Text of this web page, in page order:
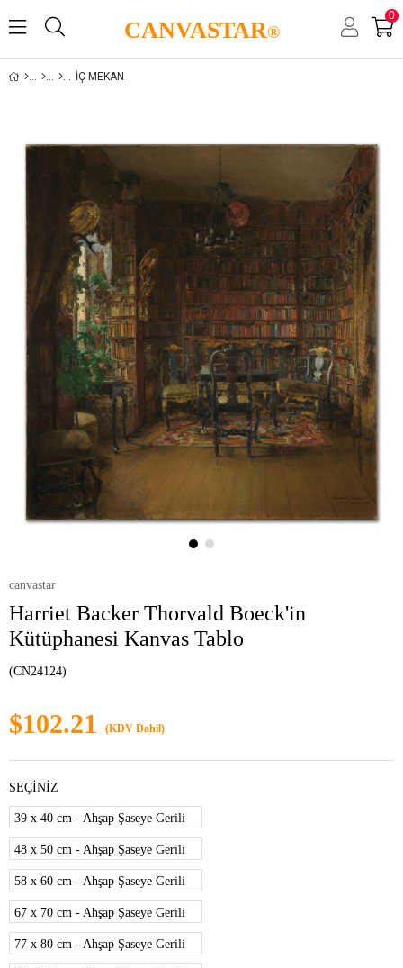
CANVASTAR®
0
İÇ MEKAN
canvastar
Harriet Backer Thorvald Boeck'in
Kütüphanesi Kanvas Tablo
(CN24124)
$102.21 (KDV Dahil)
SEÇİNİZ
39 x 40 cm - Ahşap Şaseye Gerili
48 x 50 cm - Ahşap Şaseye Gerili
58 x 60 cm - Ahşap Şaseye Gerili
67 x 70 cm - Ahşap Şaseye Gerili
77 x 80 cm - Ahşap Şaseye Gerili